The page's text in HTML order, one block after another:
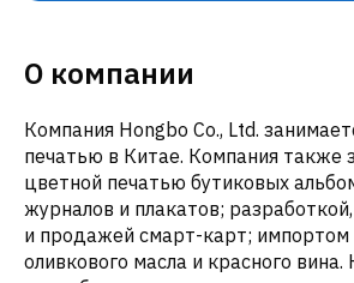
О компании
Компания Hongbo Co., Ltd.
печатью в Китае. Компания также
цветной печатью бутиковых
журналов и плакатов;
и продажей смарт-карт;
оливкового масла и красного вина.